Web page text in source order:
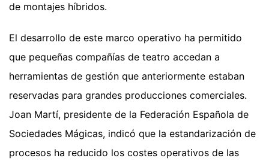
de montajes híbridos.
El desarrollo de este marco operativo ha permitido
que pequeñas compañías de teatro accedan a
herramientas de gestión que anteriormente estaban
reservadas para grandes producciones comerciales.
Joan Martí, presidente de la Federación Española de
Sociedades Mágicas, indicó que la estandarización de
procesos ha reducido los costes operativos de las